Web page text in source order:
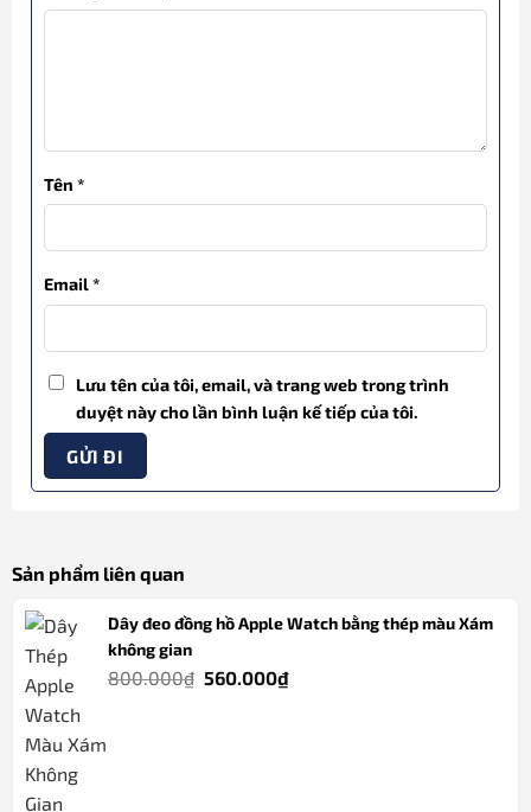
Tên *
Email*
Lưu tên của tôi, email, và trang web trong trình
duyệt này cho lần bình luận kế tiếp của tôi.
Sản phẩm liên quan
Dây đeo đồng hồ Apple Watch bằng thép màu Xám
không gian
800.000₫ Giá
560.000₫Giá